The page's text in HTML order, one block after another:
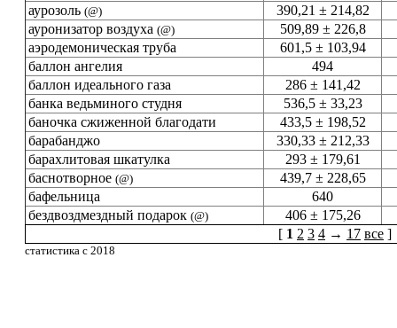
аурозоль (@)
390,21 ± 214,82
ауронизатор воздуха (@)
509,89 ± 226,8
аэродемоническая труба
601,5 ± 103,94
баллон ангелия
494
баллон идеального газа
286 ± 141,42
банка ведьминого студня
536,5 ± 33,23
баночка сжиженной благодати
433,5 ± 198,52
барабанджо
330,33 ± 212,33
барахлитовая шкатулка
293 ± 179,61
баснотворное (@)
439,7 ± 228,65
бафельница
640
бездвоздмездный подарок (@)
406 ± 175,26
[ 1 2 3 4 → 17 все ]
статистика с 2018